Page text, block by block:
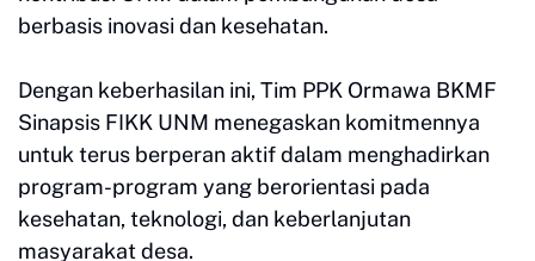
berbasis inovasi dan kesehatan.
Dengan keberhasilan ini, Tim PPK Ormawa BKMF
Sinapsis FIKK UNM menegaskan komitmennya
untuk terus berperan aktif dalam menghadirkan
program-program yang berorientasi pada
kesehatan, teknologi, dan keberlanjutan
masyarakat desa.